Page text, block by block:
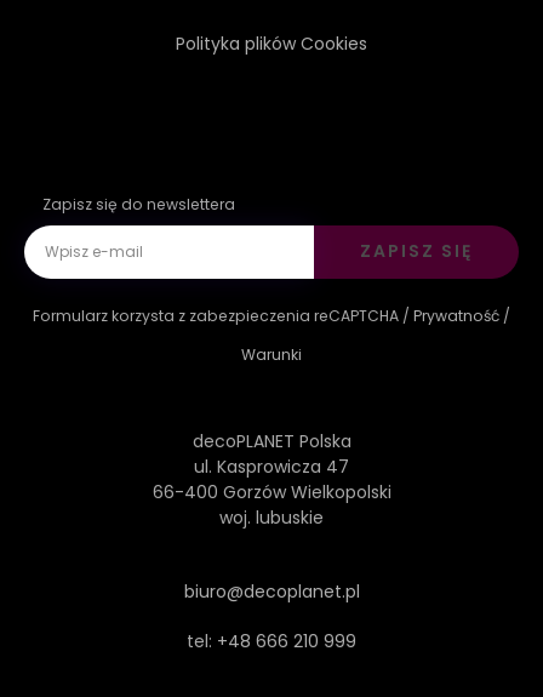
Polityka plików Cookies
Zapisz się do newslettera
ZAPISZ SIĘ
Formularz korzysta z zabezpieczenia reCAPTCHA / Prywatność /
Warunki
decoPLANET Polska
ul. Kasprowicza 47
66-400 Gorzów Wielkopolski
woj. lubuskie
biuro@decoplanet.pl
tel: +48 666 210 999